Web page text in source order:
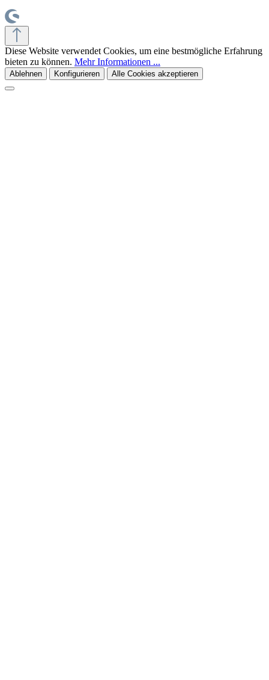
Diese Website verwendet Cookies, um eine bestmögliche Erfahrung
bieten zu können. Mehr Informationen ...
Ablehnen Konfigurieren Alle Cookies akzeptieren